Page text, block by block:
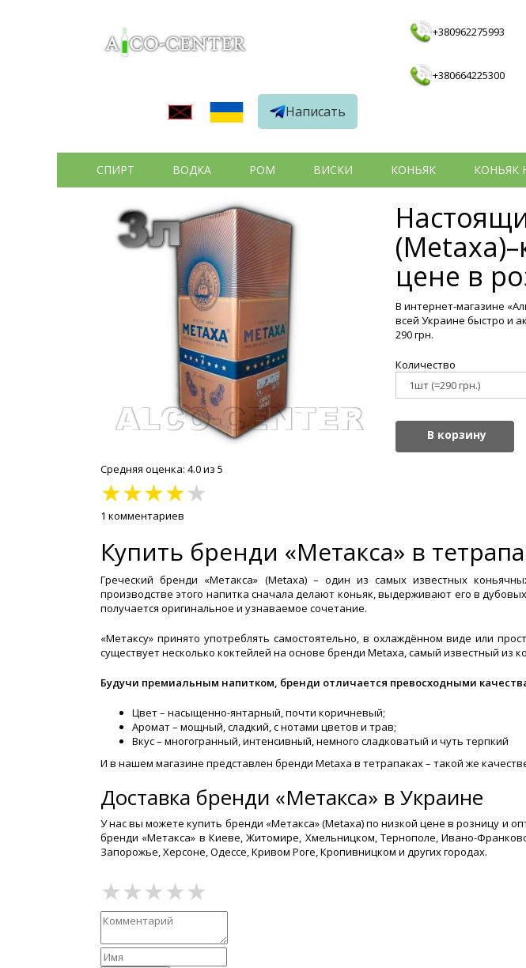
Написать
+380962275993
+380664225300
СПИРТ ВОДКА РОМ ВИСКИ КОНЬЯК КОНЬЯК
Средняя оценка: 4.0 из 5
★★★★★
1 комментариев
цене в
В интернет-магазине
всей Украине быстро и
290 грн.
Количество
В корзину
Купить бренди «Метакса» в
Греческий бренди «Метакса» (Metaxa) – один из самых известных
производстве этого напитка сначала делают коньяк, выдерживают его в
получается оригинальное и узнаваемое сочетание.
«Метаксу» принято употреблять самостоятельно, в охлаждённом виде или
существует несколько коктейлей на основе бренди Metaxa, самый известный из
Будучи премиальным напитком, бренди отличается превосходными
Цвет – насыщенно-янтарный, почти коричневый;
Аромат – мощный, сладкий, с нотами цветов и трав;
Вкус – многогранный, интенсивный, немного сладковатый и чуть терпкий
И в нашем магазине представлен бренди Metaxa в тетрапаках – такой же
Доставка бренди «Метакса» в Украине
У нас вы можете купить бренди «Метакса» (Metaxa) по низкой цене в розницу и
бренди «Метакса» в Киеве, Житомире, Хмельницком, Тернополе, Ивано-
Запорожье, Херсоне, Одессе, Кривом Роге, Кропивницком и других городах.